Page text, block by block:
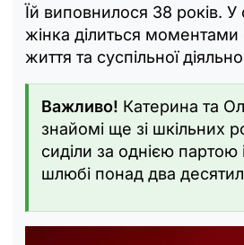
Їй виповнилося 38 років.
жінка ділиться моментами
життя та суспільної
Важливо! Катерина та
знайомі ще зі шкільних
сиділи за однією партою
шлюбі понад два